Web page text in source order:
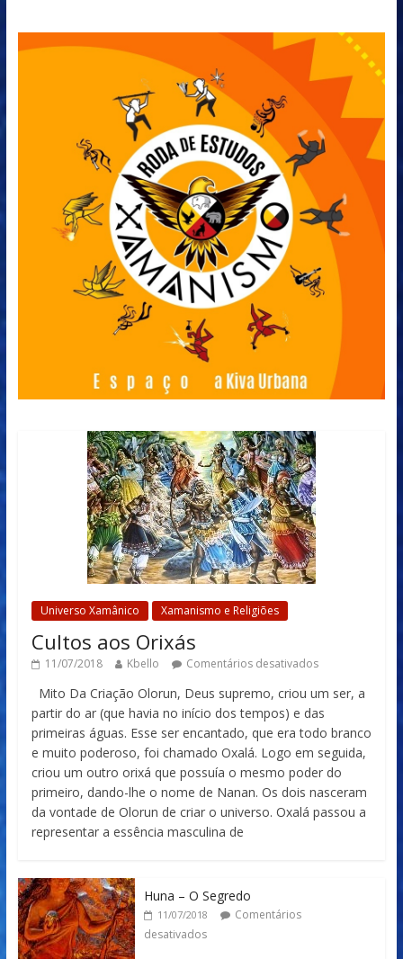
Universo Xamânico Xamanismo e Religiões
Cultos aos Orixás
11/07/2018 Kbello Comentários desativados
Mito Da Criação Olorun, Deus supremo, criou um ser, a
partir do ar (que havia no início dos tempos) e das
primeiras águas. Esse ser encantado, que era todo branco
e muito poderoso, foi chamado Oxalá. Logo em seguida,
criou um outro orixá que possuía o mesmo poder do
primeiro, dando-lhe o nome de Nanan. Os dois nasceram
da vontade de Olorun de criar o universo. Oxalá passou a
representar a essência masculina de
Huna – O Segredo
11/07/2018
Comentários
desativados